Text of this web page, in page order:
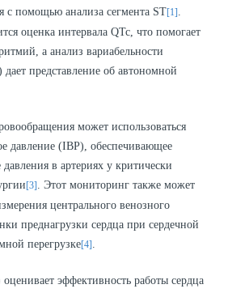
с помощью анализа сегмента ST [1] .
оценка интервала QTc, что помогает
а анализ вариабельности
представление об автономной
может использоваться
давление (IBP), обеспечивающее
в артериях у критически
[3] . Этот мониторинг также может
центрального венозного
преднагрузки сердца при сердечной
перегрузке [4] .
эффективность работы сердца